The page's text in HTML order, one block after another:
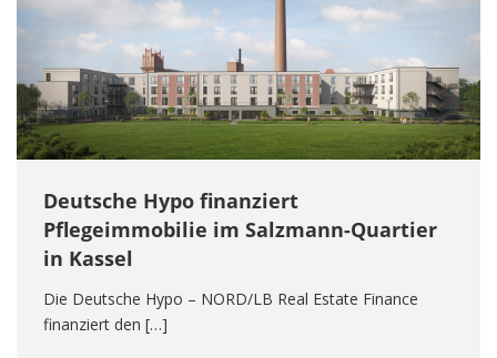
Deutsche Hypo finanziert
Pflegeimmobilie im Salzmann-Quartier
in Kassel
Die Deutsche Hypo – NORD/LB Real Estate Finance
finanziert den […]